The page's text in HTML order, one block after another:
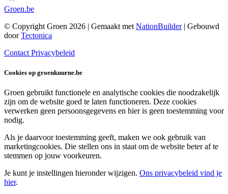
Groen.be
© Copyright Groen 2026 | Gemaakt met NationBuilder| Gebouwd
doorTectonica
Contact Privacybeleid
Cookies op groenkuurne.be
Groen gebruikt functionele en analytische cookies die noodzakelijk
zijn om de website goed te laten functioneren. Deze cookies
verwerken geen persoonsgegevens en hier is geen toestemming voor
nodig.
Als je daarvoor toestemming geeft, maken we ook gebruik van
marketingcookies. Die stellen ons in staat om de website beter af te
stemmen op jouw voorkeuren.
Je kunt je instellingen hieronder wijzigen. Ons privacybeleid vind je
hier.